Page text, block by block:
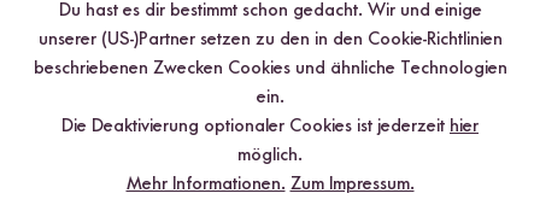
aus Reis
Du hast es dir bestimmt schon gedacht. Wir und einige
unserer (US-)Partner setzen zu den in den Cookie-Richtlinien
beschriebenen Zwecken Cookies und ähnliche Technologien
ein.
Die Deaktivierung optionaler Cookies ist jederzeit hier
möglich.
Mehr Informationen. Zum Impressum.